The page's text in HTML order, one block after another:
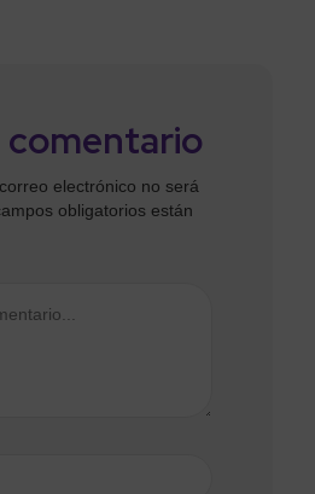
comentario
electrónico no será
obligatorios están